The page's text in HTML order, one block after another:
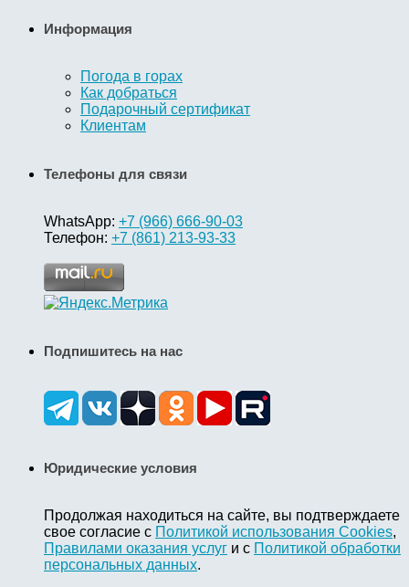
Информация
Погода в горах
Как добраться
Подарочный сертификат
Клиентам
Телефоны для связи
WhatsApp: +7 (966) 666-90-03
Телефон: +7 (861) 213-93-33
Подпишитесь на нас
Юридические условия
Продолжая находиться на сайте, вы подтверждаете
свое согласие с Политикой использования Cookies,
Правилами оказания услуг и с Политикой обработки
персональных данных.